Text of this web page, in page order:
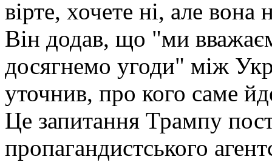
вірте, хочете ні, але
Він додав, що "ми
досягнемо угоди" між
уточнив, про кого саме
Це запитання Трампу
пропагандистського